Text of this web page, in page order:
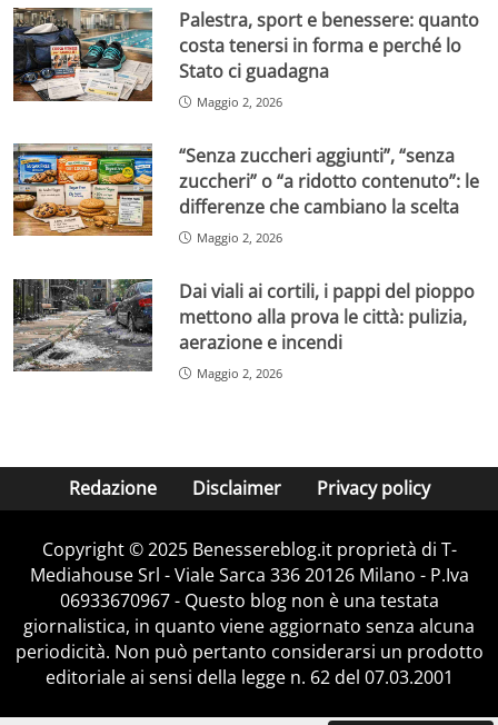
Palestra, sport e benessere: quanto
costa tenersi in forma e perché lo
Stato ci guadagna
Maggio 2, 2026
“Senza zuccheri aggiunti”, “senza
zuccheri” o “a ridotto contenuto”: le
differenze che cambiano la scelta
Maggio 2, 2026
Dai viali ai cortili, i pappi del pioppo
mettono alla prova le città: pulizia,
aerazione e incendi
Maggio 2, 2026
Redazione Disclaimer Privacy policy
Copyright © 2025 Benessereblog.it proprietà di T-
Mediahouse Srl - Viale Sarca 336 20126 Milano - P.Iva
06933670967 - Questo blog non è una testata
giornalistica, in quanto viene aggiornato senza alcuna
periodicità. Non può pertanto considerarsi un prodotto
editoriale ai sensi della legge n. 62 del 07.03.2001